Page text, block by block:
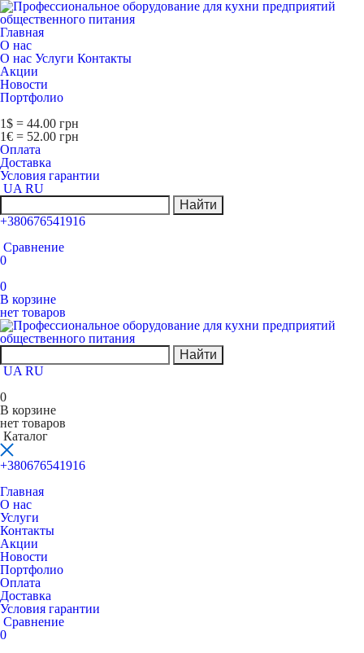
Главная
О нас
О нас Услуги Контакты
Акции
Новости
Портфолио
1$ = 44.00 грн
1€ = 52.00 грн
Оплата
Доставка
Условия гарантии
UA RU
Найти
+380676541916
Сравнение
0
0
В корзине
нет товаров
Найти
UA RU
0
В корзине
нет товаров
Каталог
+380676541916
Главная
О нас
Услуги
Контакты
Акции
Новости
Портфолио
Оплата
Доставка
Условия гарантии
Сравнение
0